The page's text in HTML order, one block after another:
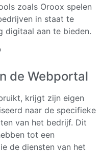
zoals Oroox spelen
in staat te
digitaal aan te bieden.
de Webportal
krijgt zijn eigen
naar de specifieke
van het bedrijf. Dit
tot een
de diensten van het